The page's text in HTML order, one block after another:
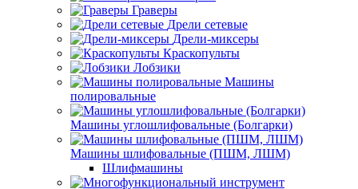
Граверы
Дрели сетевые
Дрели-миксеры
Краскопульты
Лобзики
Машины
полировальные
Машины углошлифовальные (Болгарки)
Машины шлифовальные (ПШМ, ЛШМ)
Шлифмашины